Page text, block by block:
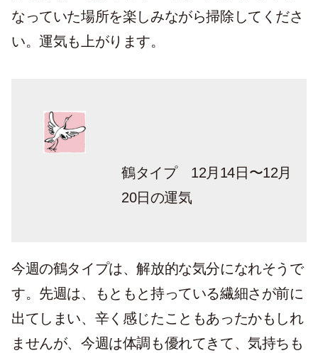
なっていた場所を楽しみながら掃除してくださ
い。運気も上がります。
鶴タイプ 12月14日〜12月
20日の運気
今週の鶴タイプは、解放的な気分になれそうで
す。先週は、もともと持っている繊細さが前に
出てしまい、辛く感じたこともあったかもしれ
ませんが、今週は体調も優れてきて、気持ちも